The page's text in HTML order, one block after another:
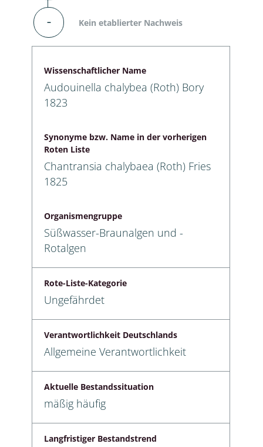
– Kein etablierter Nachweis
Wissenschaftlicher Name
Audouinella chalybea (Roth) Bory
1823
Synonyme bzw. Name in der vorherigen
Roten Liste
Chantransia chalybaea (Roth) Fries
1825
Organismengruppe
Süßwasser-Braunalgen und -
Rotalgen
Rote-Liste-Kategorie
Ungefährdet
Verantwortlichkeit Deutschlands
Allgemeine Verantwortlichkeit
Aktuelle Bestandssituation
mäßig häufig
Langfristiger Bestandstrend